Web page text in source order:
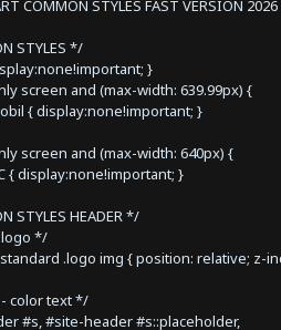
COMMON STYLES FAST VERSION
STYLES */
}
screen and (max-width: 639.99px) {
{ display:none!important; }
screen and (max-width: 640px) {
{ display:none!important; }
STYLES HEADER */
*/
.logo img { position: relative; z-
color text */
#s, #site-header #s::placeholder,